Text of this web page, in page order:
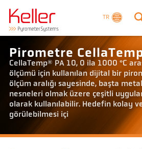
TR
Pirometre
CellaTemp® PA 10, 0 ila 1000 °C
ölçümü için kullanılan dijital bir
ölçüm aralığı sayesinde, başta
nesneleri olmak üzere çeşitli
olarak kullanılabilir. Hedefin kolay
görülebilmesi içi